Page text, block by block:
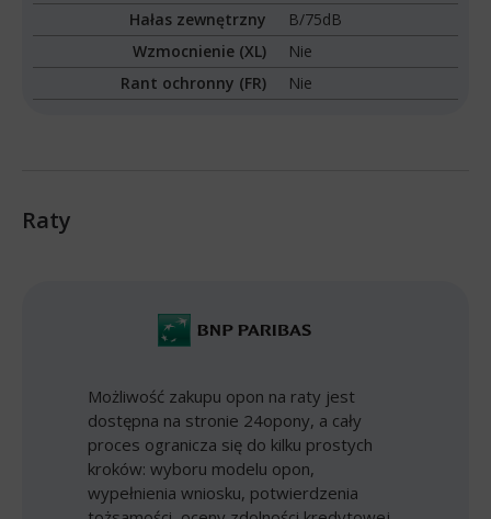
Hałas zewnętrzny
B/75dB
Wzmocnienie (XL)
Nie
Rant ochronny (FR)
Nie
Raty
Możliwość zakupu opon na raty jest
dostępna na stronie 24opony, a cały
proces ogranicza się do kilku prostych
kroków: wyboru modelu opon,
wypełnienia wniosku, potwierdzenia